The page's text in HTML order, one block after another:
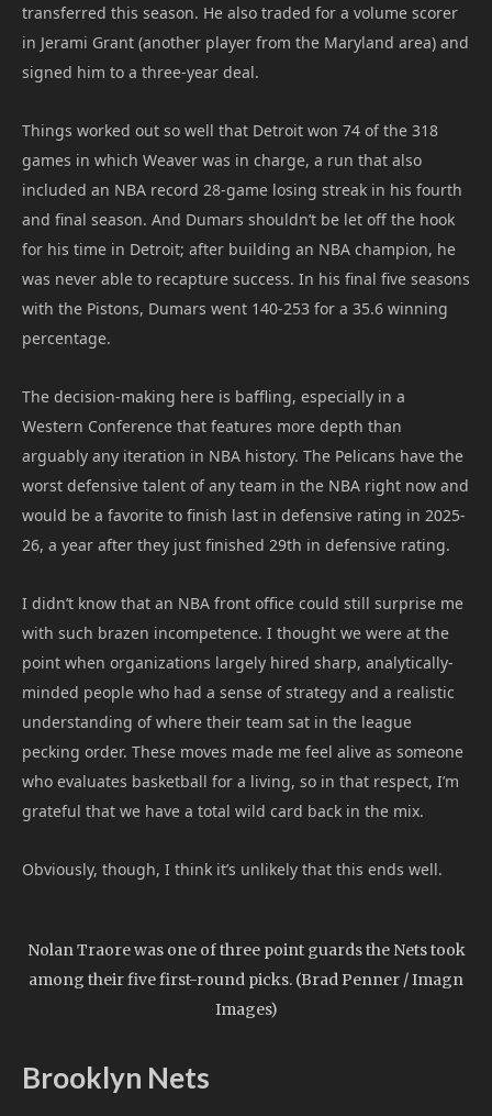
transferred this season. He also traded for a volume scorer
in Jerami Grant (another player from the Maryland area) and
signed him to a three-year deal.
Things worked out so well that Detroit won 74 of the 318
games in which Weaver was in charge, a run that also
included an NBA record 28-game losing streak in his fourth
and final season. And Dumars shouldn’t be let off the hook
for his time in Detroit; after building an NBA champion, he
was never able to recapture success. In his final five seasons
with the Pistons, Dumars went 140-253 for a 35.6 winning
percentage.
The decision-making here is baffling, especially in a
Western Conference that features more depth than
arguably any iteration in NBA history. The Pelicans have the
worst defensive talent of any team in the NBA right now and
would be a favorite to finish last in defensive rating in 2025-
26, a year after they just finished 29th in defensive rating.
I didn’t know that an NBA front office could still surprise me
with such brazen incompetence. I thought we were at the
point when organizations largely hired sharp, analytically-
minded people who had a sense of strategy and a realistic
understanding of where their team sat in the league
pecking order. These moves made me feel alive as someone
who evaluates basketball for a living, so in that respect, I’m
grateful that we have a total wild card back in the mix.
Obviously, though, I think it’s unlikely that this ends well.
Nolan Traore was one of three point guards the Nets took
among their five first-round picks. (Brad Penner / Imagn
Images)
Brooklyn Nets